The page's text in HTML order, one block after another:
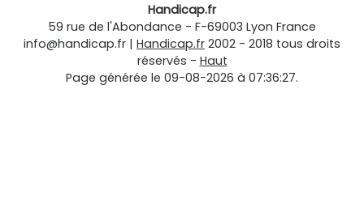
Handicap.fr
59 rue de l'Abondance - F-69003 Lyon France
info@handicap.fr | Handicap.fr 2002 - 2018 tous droits
réservés - Haut
Page générée le 09-08-2026 à 07:36:27.